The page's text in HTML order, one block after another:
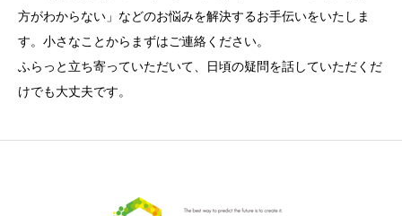
方がわからない」などのお悩みを解決するお手伝いをいたしま
す。小さなことからまずはご連絡ください。
ふらっと立ち寄っていただいて、日頃の疑問を話していただくだ
けでも大丈夫です。